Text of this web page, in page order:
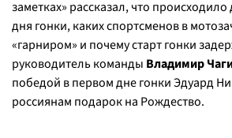
заметках» рассказал, что
дня гонки, каких спортсменов в
«гарниром» и почему старт гонки
руководитель команды Владимир
победой в первом дне гонки Эдуард
россиянам подарок на Рождество.